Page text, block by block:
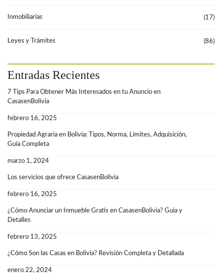
Inmobiliarias (17)
Leyes y Trámites (86)
Entradas Recientes
7 Tips Para Obtener Más Interesados en tu Anuncio en
CasasenBolivia
febrero 16, 2025
Propiedad Agraria en Bolivia: Tipos, Norma, Límites, Adquisición,
Guía Completa
marzo 1, 2024
Los servicios que ofrece CasasenBolivia
febrero 16, 2025
¿Cómo Anunciar un Inmueble Gratis en CasasenBolivia? Guía y
Detalles
febrero 13, 2025
¿Cómo Son las Casas en Bolivia? Revisión Completa y Detallada
enero 22, 2024